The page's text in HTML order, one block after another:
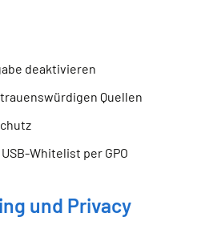
deaktivieren
Quellen
Whitelist per GPO
und Privacy